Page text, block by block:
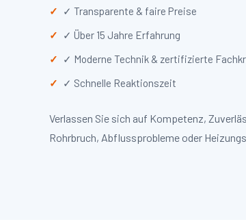
✓ Transparente & faire Preise
✓ Über 15 Jahre Erfahrung
✓ Moderne Technik & zertifizierte
✓ Schnelle Reaktionszeit
Verlassen Sie sich auf Kompetenz,
Rohrbruch, Abflussprobleme oder